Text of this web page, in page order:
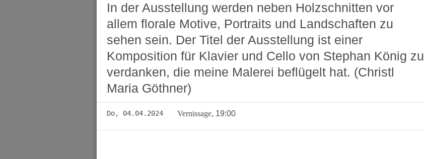
In der Ausstellung werden neben Holzschnitten vor
allem florale Motive, Portraits und Landschaften zu
sehen sein. Der Titel der Ausstellung ist einer
Komposition für Klavier und Cello von Stephan König zu
verdanken, die meine Malerei beflügelt hat. (Christl
Maria Göthner)
Do, 04.04.2024 Vernissage, 19:00